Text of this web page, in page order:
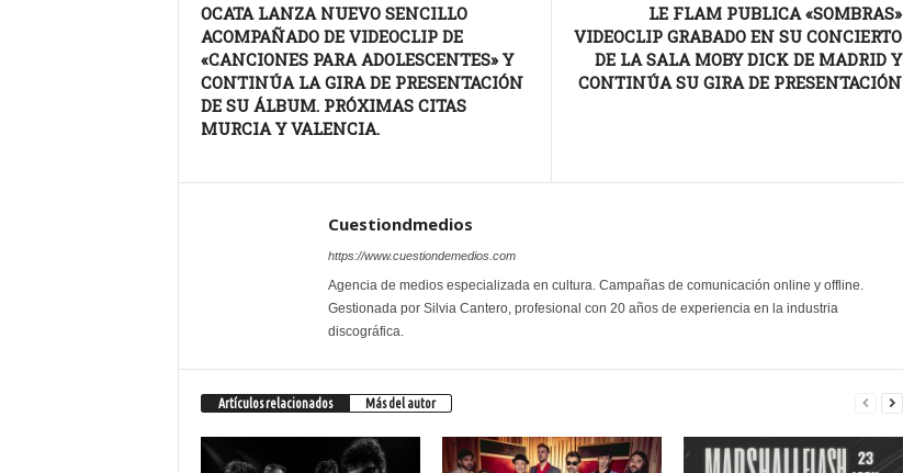
OCATA LANZA NUEVO SENCILLO
ACOMPAÑADO DE VIDEOCLIP DE
«CANCIONES PARA ADOLESCENTES» Y
CONTINÚA LA GIRA DE PRESENTACIÓN
DE SU ÁLBUM. PRÓXIMAS CITAS
MURCIA Y VALENCIA.
LE FLAM PUBLICA «SOMBRAS»
VIDEOCLIP GRABADO EN SU CONCIERTO
DE LA SALA MOBY DICK DE MADRID Y
CONTINÚA SU GIRA DE PRESENTACIÓN
Cuestiondmedios
https://www.cuestiondemedios.com
Agencia de medios especializada en cultura. Campañas de comunicación online y offline.
Gestionada por Silvia Cantero, profesional con 20 años de experiencia en la industria
discográfica.
Artículos relacionados Más del autor